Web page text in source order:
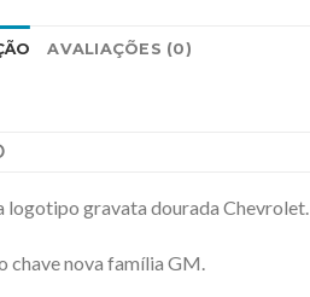
AVALIAÇÕES (0)
logotipo gravata dourada Chevrolet.
chave nova família GM.